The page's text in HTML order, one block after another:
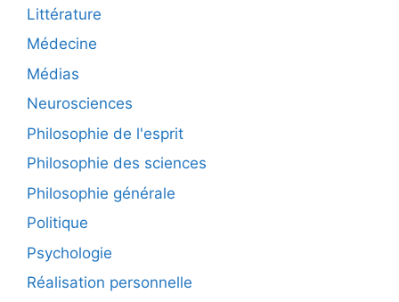
Littérature
Médecine
Médias
Neurosciences
Philosophie de l'esprit
Philosophie des sciences
Philosophie générale
Politique
Psychologie
Réalisation personnelle